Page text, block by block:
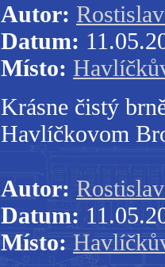
Autor:
Datum:
Místo:
Krásne čistý
Havlíčkovom
Autor:
Datum:
Místo: